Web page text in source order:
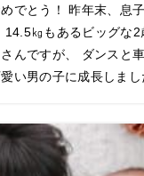
でとう！ 昨年末、息
14.5㎏もあるビッグな
んですが、 ダンスと
い男の子に成長しまし